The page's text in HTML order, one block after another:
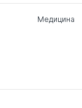
Медицина